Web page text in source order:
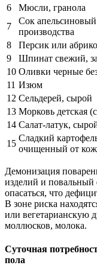
6
Мюсли, гранола
7
Сок
производства
8
Персик или
9
Шпинат свежий,
10 Оливки черные
11 Изюм
12 Сельдерей, сырой
13 Морковь детская
14 Салат-латук,
15
Сладкий
очищенный от
Демонизация
изделий и повальный
опасаться, что
В зоне риска
или вегетарианскую
моллюсков, молока.
Суточная
пола